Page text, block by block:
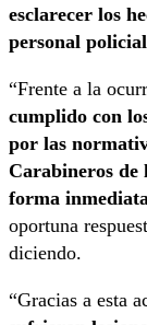
esclarecer los
personal
“Frente a la
cumplido con
por las
Carabineros de
forma
oportuna
diciendo.
“Gracias a esta